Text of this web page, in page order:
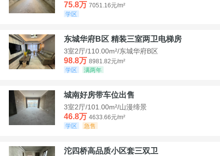
75.8万 7051.16元/m²
学区
东城华府B区 精装三室两卫电梯房
3室2厅/110.00m²/东城华府B区
98.8万 8981.82元/m²
学区
满两年
城南好房带车位出售
3室2厅/101.00m²/山漫缔景
46.8万 4633.66元/m²
学区
急售
沱四桥高品质小区套三双卫